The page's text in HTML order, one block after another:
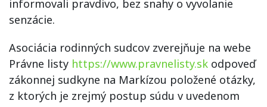
informovali pravdivo, bez snahy o vyvolanie
senzácie.
Asociácia rodinných sudcov zverejňuje na webe
Právne listy https://www.pravnelisty.sk odpoveď
zákonnej sudkyne na Markízou položené otázky,
z ktorých je zrejmý postup súdu v uvedenom